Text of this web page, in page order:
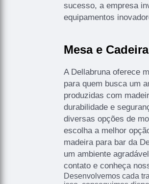
sucesso, a empresa
equipamentos
Mesa e
A Dellabruna oferece
para quem busca um
produzidas com
durabilidade e
diversas opções de
escolha a melhor
madeira para bar da
um ambiente
contato e conheça
Desenvolvemos cada